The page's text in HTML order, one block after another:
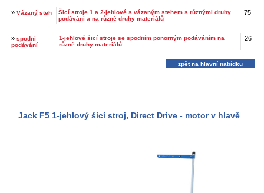
» Vázaný steh
Šicí stroje 1 a 2-jehlové s vázaným stehem s různými druhy
podávání a na různé druhy materiálů
75
» spodní
podávání
1-jehlové šicí stroje se spodním ponorným podáváním na
různé druhy materiálů
26
zpět na hlavní nabídku
Jack F5 1-jehlový šicí stroj, Direct Drive - motor v hlavě